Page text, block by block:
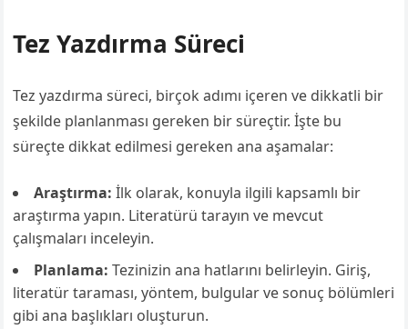
Tez Yazdırma Süreci
Tez yazdırma süreci, birçok adımı içeren ve dikkatli bir
şekilde planlanması gereken bir süreçtir. İşte bu
süreçte dikkat edilmesi gereken ana aşamalar:
Araştırma: İlk olarak, konuyla ilgili kapsamlı bir
araştırma yapın. Literatürü tarayın ve mevcut
çalışmaları inceleyin.
Planlama: Tezinizin ana hatlarını belirleyin. Giriş,
literatür taraması, yöntem, bulgular ve sonuç bölümleri
gibi ana başlıkları oluşturun.